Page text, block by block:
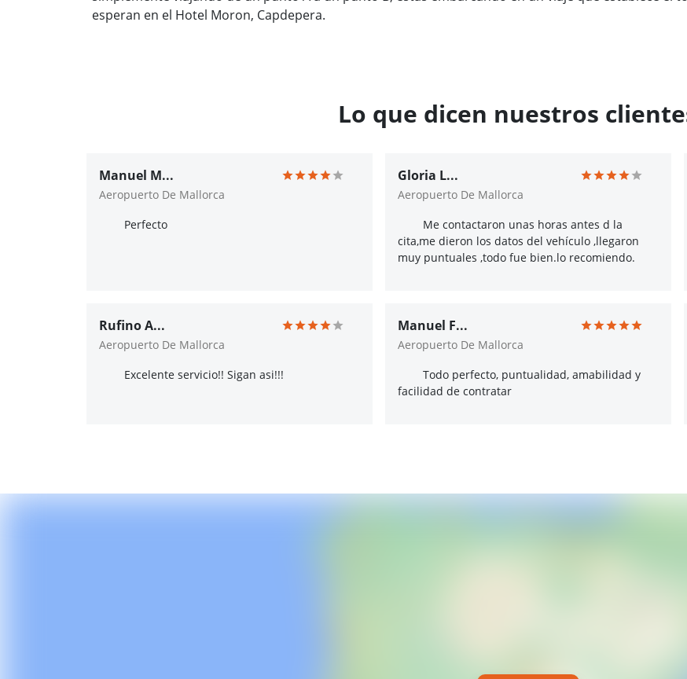
esperan en el Hotel Moron, Capdepera.
Lo que dicen nuestros
Manuel M...
Aeropuerto De Mallorca
Perfecto
Gloria L...
Aeropuerto De Mallorca
Me contactaron unas horas antes d la
cita,me dieron los datos del vehículo ,llegaron
muy puntuales ,todo fue bien.lo recomiendo.
Rufino A...
Aeropuerto De Mallorca
Excelente servicio!! Sigan asi!!!
Manuel F...
Aeropuerto De Mallorca
Todo perfecto, puntualidad, amabilidad y
facilidad de contratar